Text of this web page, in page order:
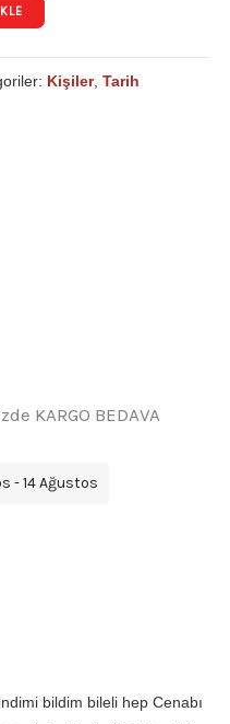
Kişiler, Tarih
KARGO BEDAVA
- 14 Ağustos
bildim bileli hep Cenabı